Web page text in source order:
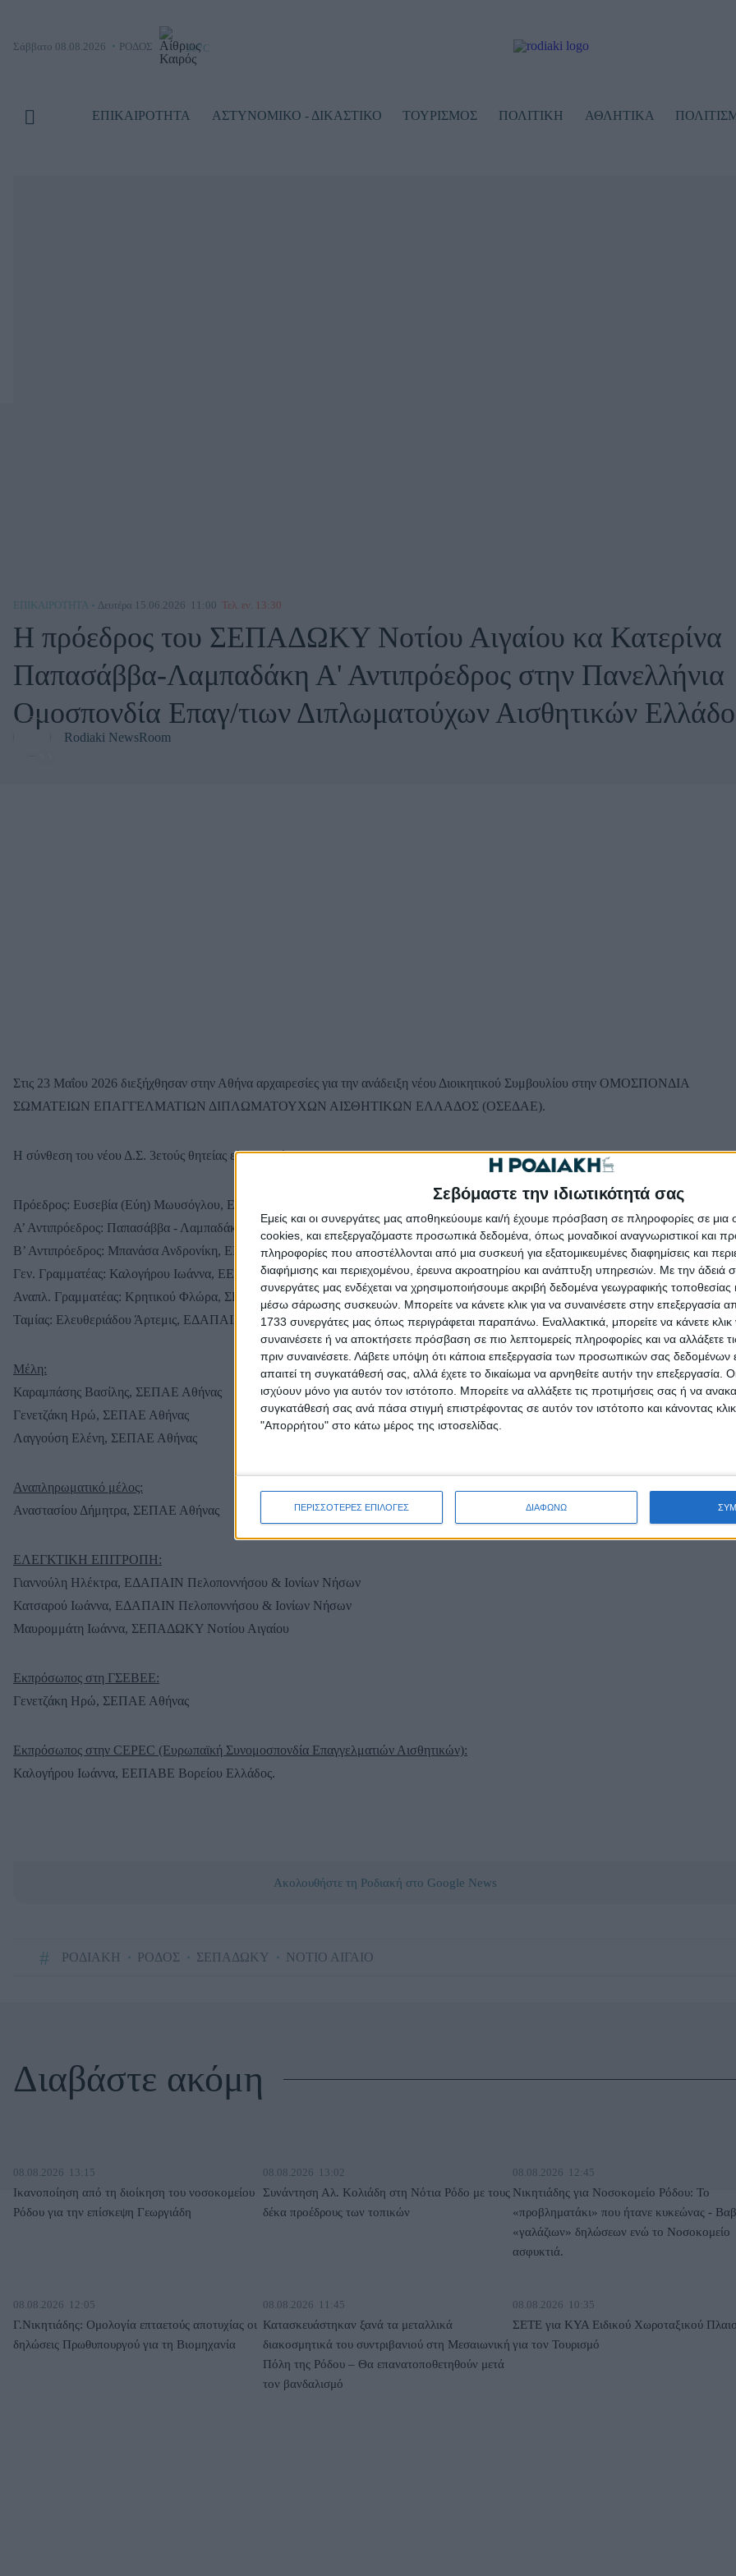
Σεβόμαστε την ιδιωτικότητά σας
Εμείς και οι συνεργάτες μας αποθηκεύουμε και/ή έχουμε πρόσβαση σε πληροφορίες σε
cookies, και επεξεργαζόμαστε προσωπικά δεδομένα, όπως μοναδικοί αναγνωριστικοί και
πληροφορίες που αποστέλλονται από μια συσκευή για εξατομικευμένες διαφημίσεις και
διαφήμισης και περιεχομένου, έρευνα ακροατηρίου και ανάπτυξη υπηρεσιών. Με την άδειά
συνεργάτες μας ενδέχεται να χρησιμοποιήσουμε ακριβή δεδομένα γεωγραφικής τοποθεσίας
μέσω σάρωσης συσκευών. Μπορείτε να κάνετε κλικ για να συναινέσετε στην επεξεργασία
1733 συνεργάτες μας όπως περιγράφεται παραπάνω. Εναλλακτικά, μπορείτε να κάνετε κλικ
συναινέσετε ή να αποκτήσετε πρόσβαση σε πιο λεπτομερείς πληροφορίες και να αλλάξετε
πριν συναινέσετε. Λάβετε υπόψη ότι κάποια επεξεργασία των προσωπικών σας δεδομένων
απαιτεί τη συγκατάθεσή σας, αλλά έχετε το δικαίωμα να αρνηθείτε αυτήν την επεξεργασία.
ισχύουν μόνο για αυτόν τον ιστότοπο. Μπορείτε να αλλάξετε τις προτιμήσεις σας ή να
συγκατάθεσή σας ανά πάσα στιγμή επιστρέφοντας σε αυτόν τον ιστότοπο και κάνοντας
"Απορρήτου" στο κάτω μέρος της ιστοσελίδας.
ΠΕΡΙΣΣΟΤΕΡΕΣ ΕΠΙΛΟΓΕΣ ΔΙΑΦΩΝΩ
Σάββατο 08.08.2026 ΡΟΔΟΣ 30oC
ΕΠΙΚΑΙΡΟΤΗΤΑ ΑΣΤΥΝΟΜΙΚΟ - ΔΙΚΑΣΤΙΚΟ ΤΟΥΡΙΣΜΟΣ ΠΟΛΙΤΙΚΗ ΑΘΛΗΤΙKA
ΕΠΙΚΑΙΡΌΤΗΤΑ Δευτέρα 15.06.2026 11:00 Τελ. εν. 13:30
Η πρόεδρος του ΣΕΠΑΔΩΚΥ Νοτίου Αιγαίου κα Κατερίνα
Παπασάββα-Λαμπαδάκη Α' Αντιπρόεδρος στην Πανελλήνια
Ομοσπονδία Επαγ/τιων Διπλωματούχων Αισθητικών
Rodiaki NewsRoom
Στις 23 Μαΐου 2026 διεξήχθησαν στην Αθήνα αρχαιρεσίες για την ανάδειξη νέου Διοικητικού Συμβουλίου στην ΟΜΟΣΠΟΝΔΙΑ
ΣΩΜΑΤΕΙΩΝ ΕΠΑΓΓΕΛΜΑΤΙΩΝ ΔΙΠΛΩΜΑΤΟΥΧΩΝ ΑΙΣΘΗΤΙΚΩΝ ΕΛΛΑΔΟΣ (ΟΣΕΔΑΕ).
Η σύνθεση του νέου Δ.Σ. 3ετούς θητείας είναι η εξής:
Πρόεδρος: Ευσεβία (Εύη) Μωυσόγλου, ΕΕΠΑΒΕ Βορείου Ελλάδος
Α’ Αντιπρόεδρος: Παπασάββα - Λαμπαδάκη Κατερίνα, ΣΕΠΑΔΩΚΥ
Β’ Αντιπρόεδρος: Μπανάσα Ανδρονίκη, ΕΕΠΑΒΕ Βορείου Ελλάδος
Γεν. Γραμματέας: Καλογήρου Ιωάννα, ΕΕΠΑΒΕ Βορείου Ελλάδος
Αναπλ. Γραμματέας: Κρητικού Φλώρα, ΣΕΠΑΔΩΚΥ Νοτίου Αιγαίου
Ταμίας: Ελευθεριάδου Άρτεμις, ΕΔΑΠΑΙΝ Πελοποννήσου – Ιονίων Νήσων
Μέλη:
Καραμπάσης Βασίλης, ΣΕΠΑΕ Αθήνας
Γενετζάκη Ηρώ, ΣΕΠΑΕ Αθήνας
Λαγγούση Ελένη, ΣΕΠΑΕ Αθήνας
Αναπληρωματικό μέλος:
Αναστασίου Δήμητρα, ΣΕΠΑΕ Αθήνας
ΕΛΕΓΚΤΙΚΗ ΕΠΙΤΡΟΠΗ:
Γιαννούλη Ηλέκτρα, ΕΔΑΠΑΙΝ Πελοποννήσου & Ιονίων Νήσων
Κατσαρού Ιωάννα, ΕΔΑΠΑΙΝ Πελοποννήσου & Ιονίων Νήσων
Μαυρομμάτη Ιωάννα, ΣΕΠΑΔΩΚΥ Νοτίου Αιγαίου
Εκπρόσωπος στη ΓΣΕΒΕΕ:
Γενετζάκη Ηρώ, ΣΕΠΑΕ Αθήνας
Εκπρόσωπος στην CEPEC (Ευρωπαϊκή Συνομοσπονδία Επαγγελματιών Αισθητικών):
Καλογήρου Ιωάννα, ΕΕΠΑΒΕ Βορείου Ελλάδος.
Ακολουθήστε τη Ροδιακή στο Google News
ΡΟΔΙΑΚΗ ΡΟΔΟΣ ΣΕΠΑΔΩΚΥ ΝΟΤΙΟ ΑΙΓΑΙΟ
Διαβάστε ακόμη
08.08.2026 13:15
Ικανοποίηση από τη διοίκηση του νοσοκομείου
Ρόδου για την επίσκεψη Γεωργιάδη
08.08.2026 13:02
Συνάντηση Αλ. Κολιάδη στη Νότια Ρόδο με τους
δέκα προέδρους των τοπικών
08.08.2026 12:45
Νικητιάδης για Νοσοκομείο Ρόδου: Το
«προβληματάκι» που ήτανε κυκεώνας -
«γαλάζιων» δηλώσεων ενώ το Νοσοκομείο
ασφυκτιά.
08.08.2026 12:05
Γ.Νικητιάδης: Ομολογία επταετούς αποτυχίας οι
δηλώσεις Πρωθυπουργού για τη Βιομηχανία
08.08.2026 11:45
Κατασκευάστηκαν ξανά τα μεταλλικά
διακοσμητικά του συντριβανιού στη Μεσαιωνική
Πόλη της Ρόδου – Θα επανατοποθετηθούν μετά
τον βανδαλισμό
08.08.2026 10:35
ΣΕΤΕ για ΚΥΑ Ειδικού Χωροταξικού
για τον Τουρισμό